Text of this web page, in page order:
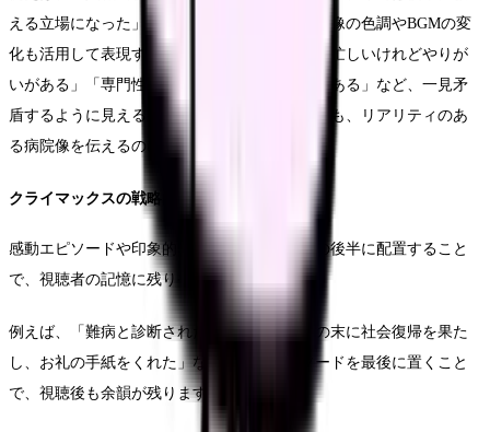
える立場になった」という看護師の変化を、映像の色調やBGMの変
化も活用して表現すると効果的です。また、「忙しいけれどやりが
いがある」「専門性は高いが温かい人間関係がある」など、一見矛
盾するように見える要素のバランスを示すことも、リアリティのあ
る病院像を伝えるのに効果的です。
クライマックスの戦略的配置
感動エピソードや印象的なメッセージを動画の後半に配置すること
で、視聴者の記憶に残りやすくなります。
例えば、「難病と診断された患者さんが治療の末に社会復帰を果た
し、お礼の手紙をくれた」などの感動エピソードを最後に置くこと
で、視聴後も余韻が残ります。